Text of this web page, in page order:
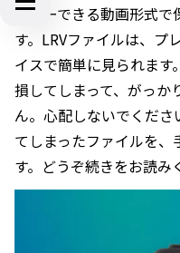
ビューできる動画形式
す。LRVファイルは、プ
イスで簡単に見られま
損してしまって、がっか
ん。心配しないでくだ
てしまったファイルを
す。どうぞ続きをお読み